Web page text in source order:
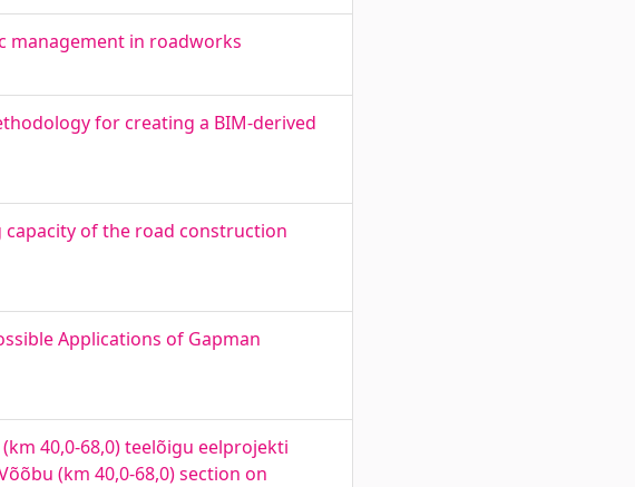
management in roadworks
for creating a BIM-derived
capacity of the road construction
Applications of Gapman
40,0-68,0) teelõigu eelprojekti
(km 40,0-68,0) section on